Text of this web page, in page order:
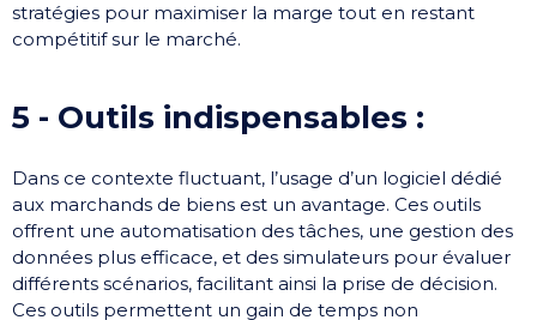
stratégies pour maximiser la marge tout en restant
compétitif sur le marché.
5 - Outils indispensables : ​
Dans ce contexte fluctuant, l’usage d’un logiciel dédié
aux marchands de biens est un avantage. Ces outils
offrent une automatisation des tâches, une gestion des
données plus efficace, et des simulateurs pour évaluer
différents scénarios, facilitant ainsi la prise de décision.
Ces outils permettent un gain de temps non